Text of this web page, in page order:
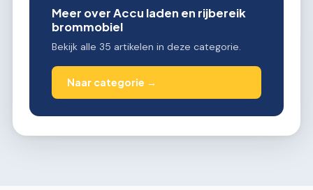
Meer over Accu laden en rijbereik
brommobiel
Bekijk alle 35 artikelen in deze categorie.
Naar categorie →